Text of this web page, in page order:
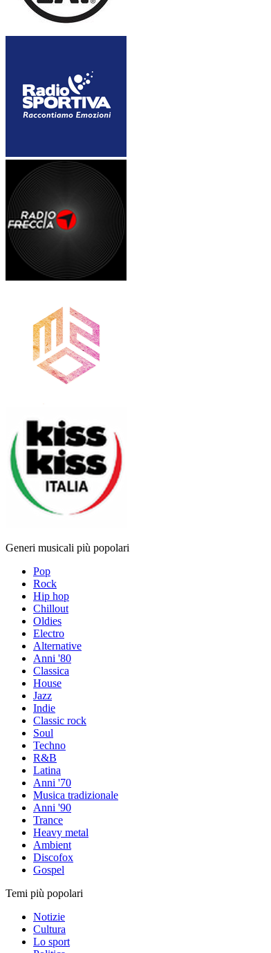
Generi musicali più popolari
Pop
Rock
Hip hop
Chillout
Oldies
Electro
Alternative
Anni '80
Classica
House
Jazz
Indie
Classic rock
Soul
Techno
R&B
Latina
Anni '70
Musica tradizionale
Anni '90
Trance
Heavy metal
Ambient
Discofox
Gospel
Temi più popolari
Notizie
Cultura
Lo sport